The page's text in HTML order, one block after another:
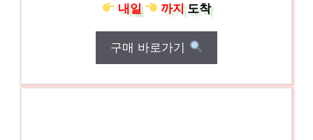
내일
까지도착
구매 바로가기